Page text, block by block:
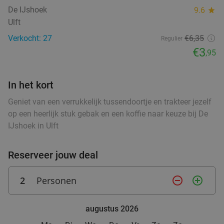
food food
food
food
,95
35%
Warme drank + zoete snack naar keuze (enkel
Vandaag Morgen
SPAR city Zutphen
9.8star
Zutphen 27 min.directions_car
Verkocht: 93
35%
Warme drank + zoete snack naar keuze (enkel
De IJshoek 9.6 star
Ulft
Verkocht: 27
Regulier €6,35
€3,95
In het kort
Geniet van een verrukkelijk tussendoortje en trakteer jezelf
op een heerlijk stuk gebak en een koffie naar keuze bij De
IJshoek in Ulft
Reserveer jouw deal
2 Personen remove_circle_outline add_circle_outline
augustus 2026